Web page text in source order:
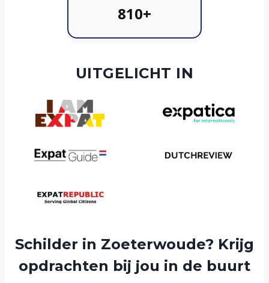
810+
UITGELICHT IN
Schilder in Zoeterwoude? Krijg
opdrachten bij jou in de buurt